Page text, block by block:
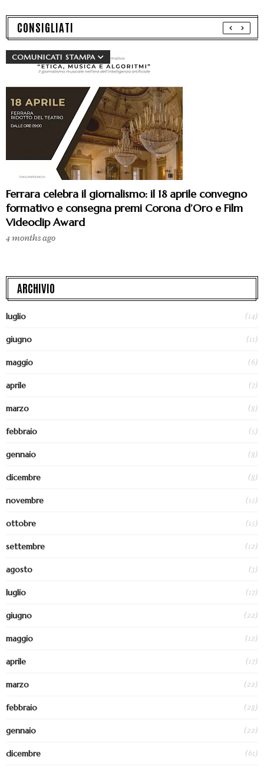
CONSIGLIATI
COMUNICATI STAMPA
Ferrara celebra il giornalismo: il 18 aprile convegno
formativo e consegna premi Corona d’Oro e Film
Videoclip Award
4 months ago
ARCHIVIO
luglio (14)
giugno (11)
maggio (6)
aprile (7)
marzo (8)
febbraio (5)
gennaio (8)
dicembre (8)
novembre (15)
ottobre (15)
settembre (12)
agosto (3)
luglio (17)
giugno (22)
maggio (12)
aprile (17)
marzo (22)
febbraio (28)
gennaio (22)
dicembre (61)